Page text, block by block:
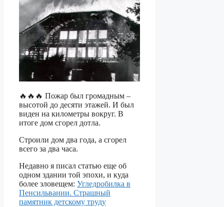
🔥🔥🔥 Пожар был громадным –
высотой до десяти этажей. И был
виден на километры вокруг. В
итоге дом сгорел дотла.
Строили дом два года, а сгорел
всего за два часа.
Недавно я писал статью еще об
одном здании той эпохи, и куда
более зловещем: Угледробилка в
Пенсильвании. Страшный
памятник детскому труду